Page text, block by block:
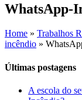
WhatsApp-
Home » Trabalhos
incêndio »
Últimas postagens
A escola do